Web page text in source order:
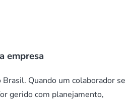
empresa
Quando um colaborador se
gerido com planejamento,